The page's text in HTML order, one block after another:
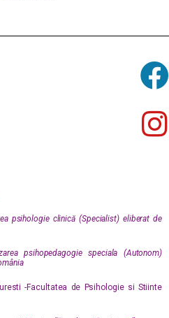
psihologie clinică (Specialist) eliberat de
psihopedagogie speciala (Autonom)
-Facultatea de Psihologie si Stiinte